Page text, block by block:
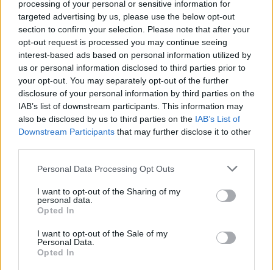
processing of your personal or sensitive information for
targeted advertising by us, please use the below opt-out
section to confirm your selection. Please note that after your
opt-out request is processed you may continue seeing
interest-based ads based on personal information utilized by
us or personal information disclosed to third parties prior to
your opt-out. You may separately opt-out of the further
disclosure of your personal information by third parties on the
IAB’s list of downstream participants. This information may
also be disclosed by us to third parties on the IAB’s List of
Downstream Participants that may further disclose it to other
Personal Data Processing Opt Outs
I want to opt-out of the Sharing of my
personal data.
Opted In
I want to opt-out of the Sale of my
Personal Data.
Opted In
“L’eclipsi serà una oportunitat també
per a gaudir de les Festes Majors
d’Amposta”
31 de juliol de 2026
Blaumut lidera el cartell musical de les
Festes
31 de juliol de 2026
Carrega més